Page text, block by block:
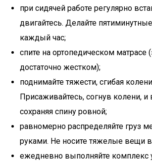
при сидячей работе регулярно
двигайтесь. Делайте
каждый час;
спите на ортопедическом матрасе
достаточно жестком);
поднимайте тяжести, сгибая
Присаживайтесь, согнув колени,
сохраняя спину ровной;
равномерно распределяйте груз
руками. Не носите тяжелые вещи
ежедневно выполняйте комплекс